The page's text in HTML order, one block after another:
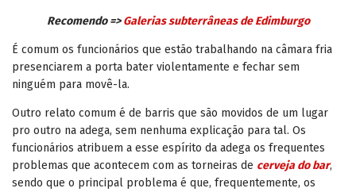
Recomendo =>Galerias subterrâneas de Edimburgo
É comum os funcionários que estão trabalhando na câmara fria
presenciarem a porta bater violentamente e fechar sem
ninguém para movê-la.
Outro relato comum é de barris que são movidos de um lugar
pro outro na adega, sem nenhuma explicação para tal. Os
funcionários atribuem a esse espírito da adega os frequentes
problemas que acontecem com as torneiras de cerveja do bar,
sendo que o principal problema é que, frequentemente, os